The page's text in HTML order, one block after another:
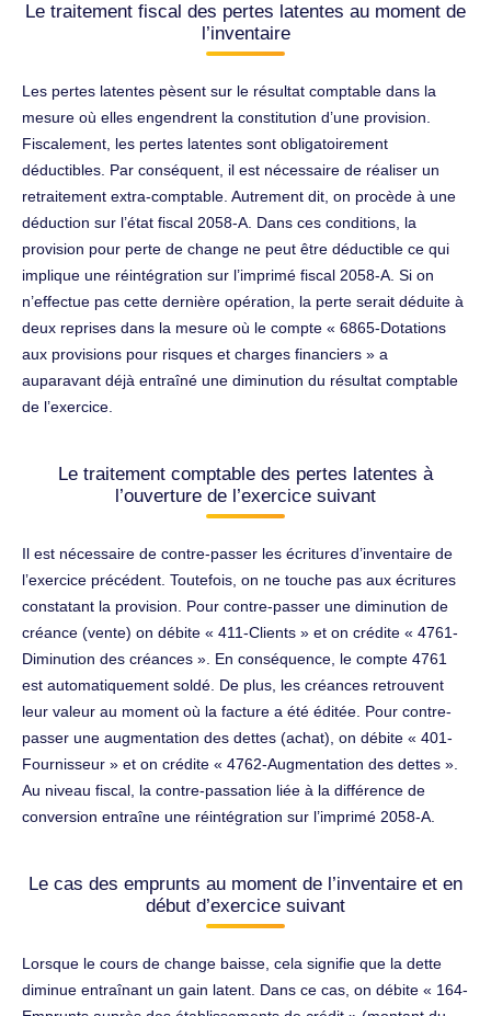
Le traitement fiscal des pertes latentes au moment de
l’inventaire
Les pertes latentes pèsent sur le résultat comptable dans la
mesure où elles engendrent la constitution d’une provision.
Fiscalement, les pertes latentes sont obligatoirement
déductibles. Par conséquent, il est nécessaire de réaliser un
retraitement extra-comptable. Autrement dit, on procède à une
déduction sur l’état fiscal 2058-A. Dans ces conditions, la
provision pour perte de change ne peut être déductible ce qui
implique une réintégration sur l’imprimé fiscal 2058-A. Si on
n’effectue pas cette dernière opération, la perte serait déduite à
deux reprises dans la mesure où le compte « 6865-Dotations
aux provisions pour risques et charges financiers » a
auparavant déjà entraîné une diminution du résultat comptable
de l’exercice.
Le traitement comptable des pertes latentes à
l’ouverture de l’exercice suivant
Il est nécessaire de contre-passer les écritures d’inventaire de
l’exercice précédent. Toutefois, on ne touche pas aux écritures
constatant la provision. Pour contre-passer une diminution de
créance (vente) on débite « 411-Clients » et on crédite « 4761-
Diminution des créances ». En conséquence, le compte 4761
est automatiquement soldé. De plus, les créances retrouvent
leur valeur au moment où la facture a été éditée. Pour contre-
passer une augmentation des dettes (achat), on débite « 401-
Fournisseur » et on crédite « 4762-Augmentation des dettes ».
Au niveau fiscal, la contre-passation liée à la différence de
conversion entraîne une réintégration sur l’imprimé 2058-A.
Le cas des emprunts au moment de l’inventaire et en
début d’exercice suivant
Lorsque le cours de change baisse, cela signifie que la dette
diminue entraînant un gain latent. Dans ce cas, on débite « 164-